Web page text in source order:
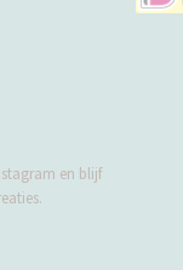
en blijf